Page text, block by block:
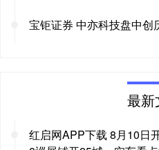
宝钜证券 中亦科技盘中创
最新
红启网APP下载 8月10日